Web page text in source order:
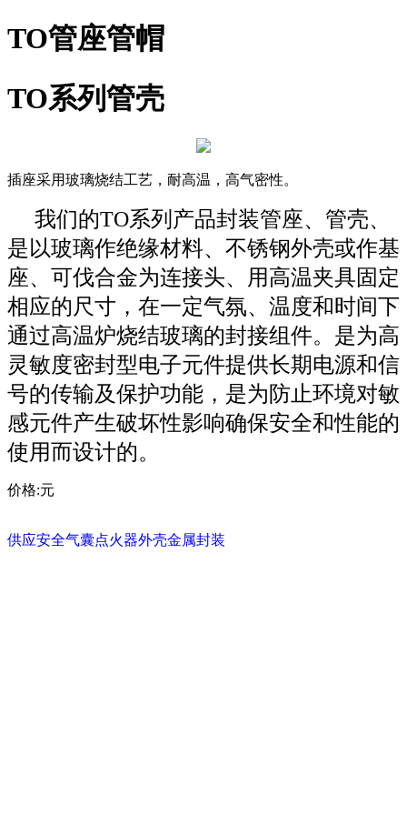
TO管座管帽
TO系列管壳
插座采用玻璃烧结工艺，耐高温，高气密性。
我们的TO系列产品封装管座、管壳、
是以玻璃作绝缘材料、不锈钢外壳或作基
座、可伐合金为连接头、用高温夹具固定
相应的尺寸，在一定气氛、温度和时间下
通过高温炉烧结玻璃的封接组件。是为高
灵敏度密封型电子元件提供长期电源和信
号的传输及保护功能，是为防止环境对敏
感元件产生破坏性影响确保安全和性能的
使用而设计的。
价格:元
供应安全气囊点火器外壳金属封装